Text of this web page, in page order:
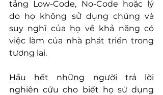
tảng Low-Code, No-Code hoặc lý
do họ không sử dụng chúng và
suy nghĩ của họ về khả năng có
việc làm của nhà phát triển trong
tương lai.
Hầu hết những người trả lời
nghiên cứu cho biết họ sử dụng